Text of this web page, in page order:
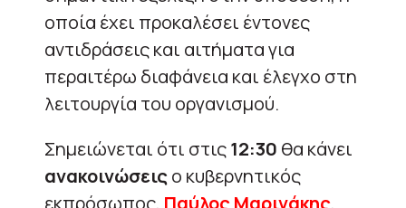
οποία έχει προκαλέσει έντονες
αντιδράσεις και αιτήματα για
περαιτέρω διαφάνεια και έλεγχο στη
λειτουργία του οργανισμού.
Σημειώνεται ότι στις12:30 θα κάνει
ανακοινώσειςο κυβερνητικός
εκπρόσωπος, Παύλος Μαρινάκης,